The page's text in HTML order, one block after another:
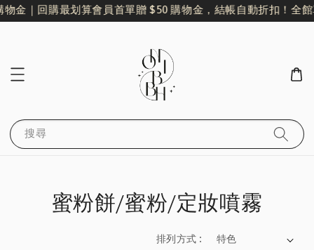
金｜回購最划算會員首單贈 $50 購物金，結帳自動折扣！全館
搜尋
蜜粉餅/蜜粉/定妝噴霧
排列方式 :